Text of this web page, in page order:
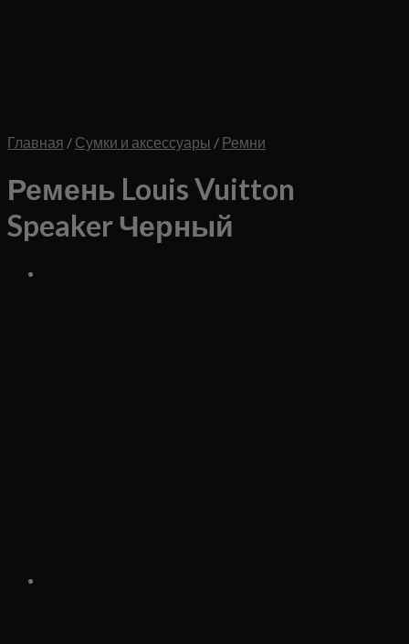
Главная / Сумки и аксессуары / Ремни
Ремень Louis Vuitton
Speaker Черный